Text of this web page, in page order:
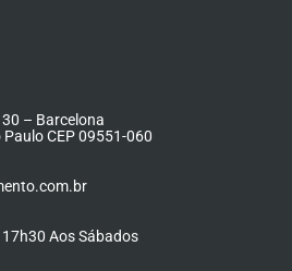
– Barcelona
CEP 09551-060
Aos Sábados